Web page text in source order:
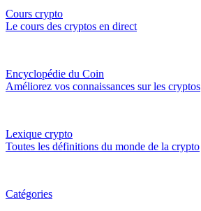
Cours crypto
Le cours des cryptos en direct
Encyclopédie du Coin
Améliorez vos connaissances sur les cryptos
Lexique crypto
Toutes les définitions du monde de la crypto
Catégories